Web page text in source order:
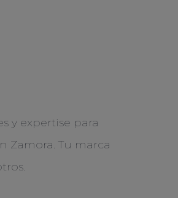
y expertise para
Zamora. Tu marca